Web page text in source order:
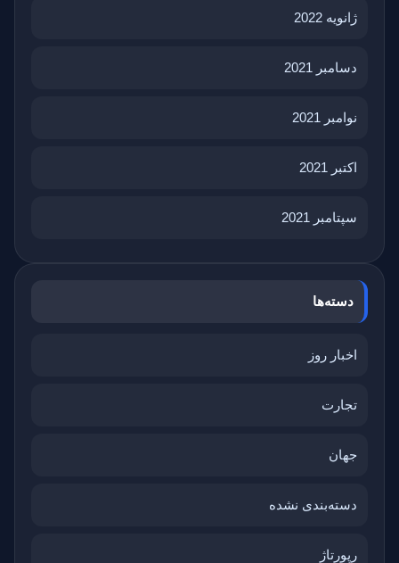
ژانویه 2022
دسامبر 2021
نوامبر 2021
اکتبر 2021
سپتامبر 2021
دسته‌ها
اخبار روز
تجارت
جهان
دسته‌بندی نشده
رپورتاژ